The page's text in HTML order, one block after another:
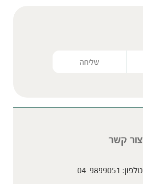
צור קשר
טלפון: 04-9899051